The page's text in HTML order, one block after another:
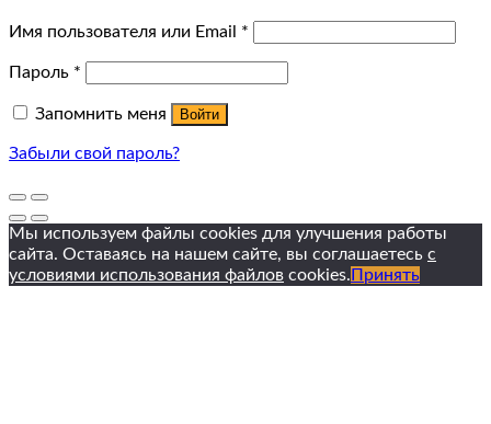
Имя пользователя или Email *
Пароль *
Запомнить меня Войти
Забыли свой пароль?
Мы используем файлы cookies для улучшения работы
сайта. Оставаясь на нашем сайте, вы соглашаетесь с
условиями использования файлов cookies. Принять